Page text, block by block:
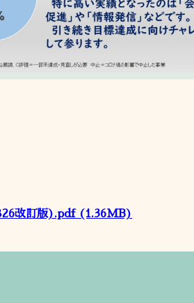
改訂版).pdf(1.36MB)